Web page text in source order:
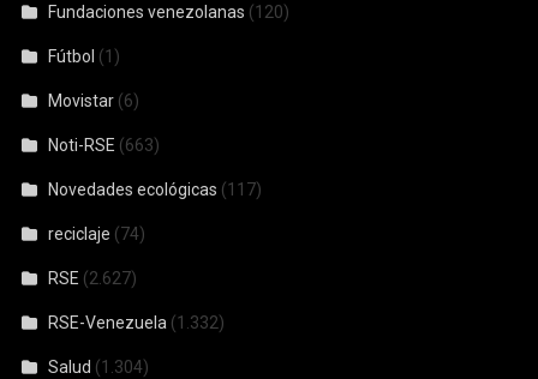
Fundaciones venezolanas (120)
Fútbol (1)
Movistar (6)
Noti-RSE (663)
Novedades ecológicas (117)
reciclaje (74)
RSE (2.627)
RSE-Venezuela (1.332)
Salud (1.304)